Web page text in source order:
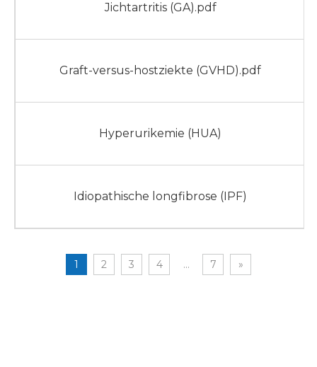
Jichtartritis (GA).pdf
Graft-versus-hostziekte (GVHD).pdf
Hyperurikemie (HUA)
Idiopathische longfibrose (IPF)
1 2 3 4 ... 7 »